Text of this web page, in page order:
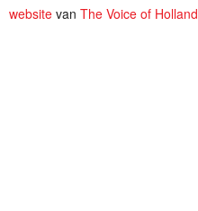
website van The Voice of Holland